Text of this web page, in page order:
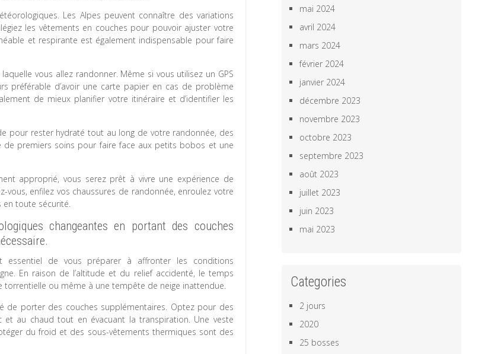
Les Alpes peuvent connaître des variations
les vêtements en couches pour pouvoir ajuster votre
et respirante est également indispensable pour faire
vous allez randonner. Même si vous utilisez un GPS
préférable d’avoir une carte papier en cas de problème
de mieux planifier votre itinéraire et d’identifier les
pour rester hydraté tout au long de votre randonnée, des
de premiers soins pour faire face aux petits bobos et une
approprié, vous serez prêt à vivre une expérience de
enfilez vos chaussures de randonnée, enroulez votre
en toute sécurité.
changeantes en portant des couches
de vous préparer à affronter les conditions
En raison de l’altitude et du relief accidenté, le temps
torrentielle ou même à une tempête de neige inattendue.
de porter des couches supplémentaires. Optez pour des
au chaud tout en évacuant la transpiration. Une veste
du froid et des sous-vêtements thermiques sont des
mai 2024
avril 2024
mars 2024
février 2024
janvier 2024
décembre 2023
novembre 2023
octobre 2023
septembre 2023
août 2023
juillet 2023
juin 2023
mai 2023
Categories
2 jours
2020
25 bosses